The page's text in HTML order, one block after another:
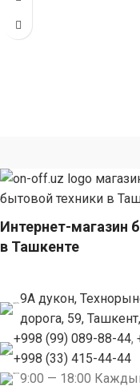
Интернет-магазин
в Ташкенте
9А дукон,
дорога, 59,
+998 (99) 089-88-44,
+998 (33) 415-44-44
9:00 — 18:00